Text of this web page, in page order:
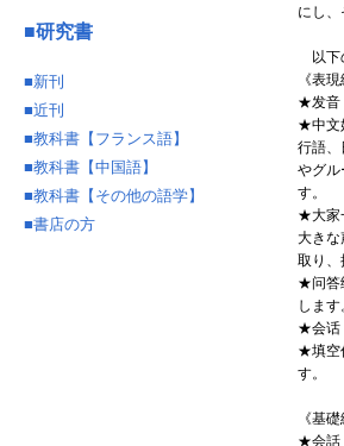
にし
以下
《表現
★发音
★中文
行語
やグル
す。
★大家
大きな
取り、
★问答
します
★会话
★填空
す。
《基礎
★会話
■研究書
■新刊
■近刊
■教科書【フランス語】
■教科書【中国語】
■教科書【その他の語学】
■書店の方